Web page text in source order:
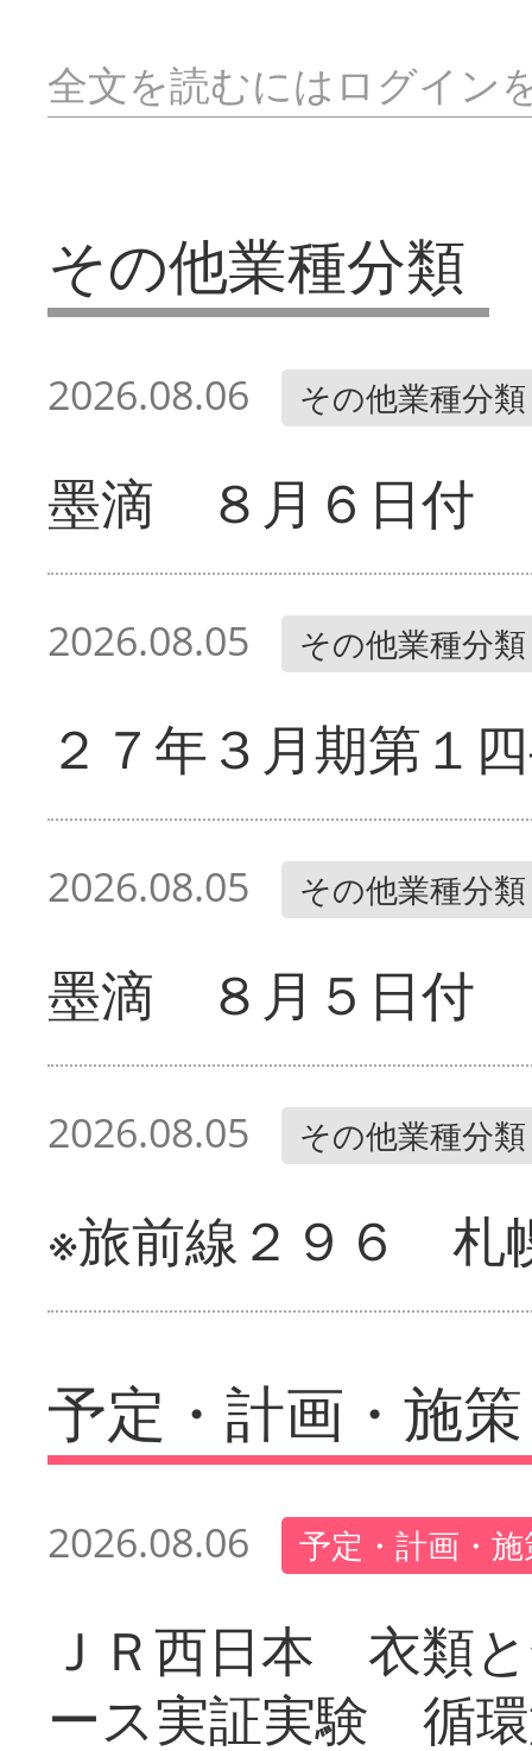
全文を読むにはログイン
その他業種分類
2026.08.06 その他業種分類
墨滴 ８月６日付
2026.08.05 その他業種分類
２７年３月期第１
2026.08.05 その他業種分類
墨滴 ８月５日付
2026.08.05 その他業種分類
※旅前線２９６ 札
予定・計画・施策
2026.08.06 予定・計画・
ＪＲ西日本 衣類
ース実証実験 循